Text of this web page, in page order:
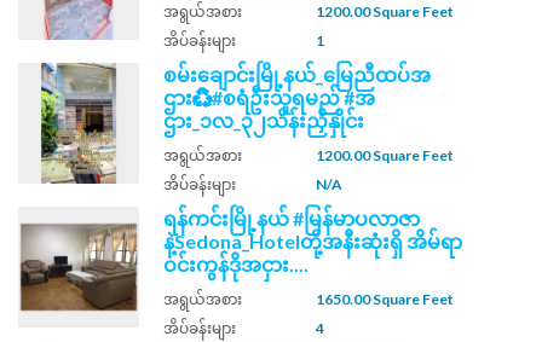
အရွယ်အစား
1200.00 Square Feet
အိပ်ခန်းများ
1
စမ်းချောင်းမြို့နယ်_မြေညီထပ်အ
ဌား♻️#စရံဦးသူရမည် #အ
ဌား_၁လ_၃၂သိန်းညှိနှိုင်း
အရွယ်အစား
1200.00 Square Feet
အိပ်ခန်းများ
N/A
ရန်ကင်းမြို့နယ် #မြန်မာပလာဇာ
နဲ့Sedona_Hotelတို့အနီးဆုံးရှိ အိမ်ရာ
ဝင်းကွန်ဒိုအငှား....
အရွယ်အစား
1650.00 Square Feet
အိပ်ခန်းများ
4